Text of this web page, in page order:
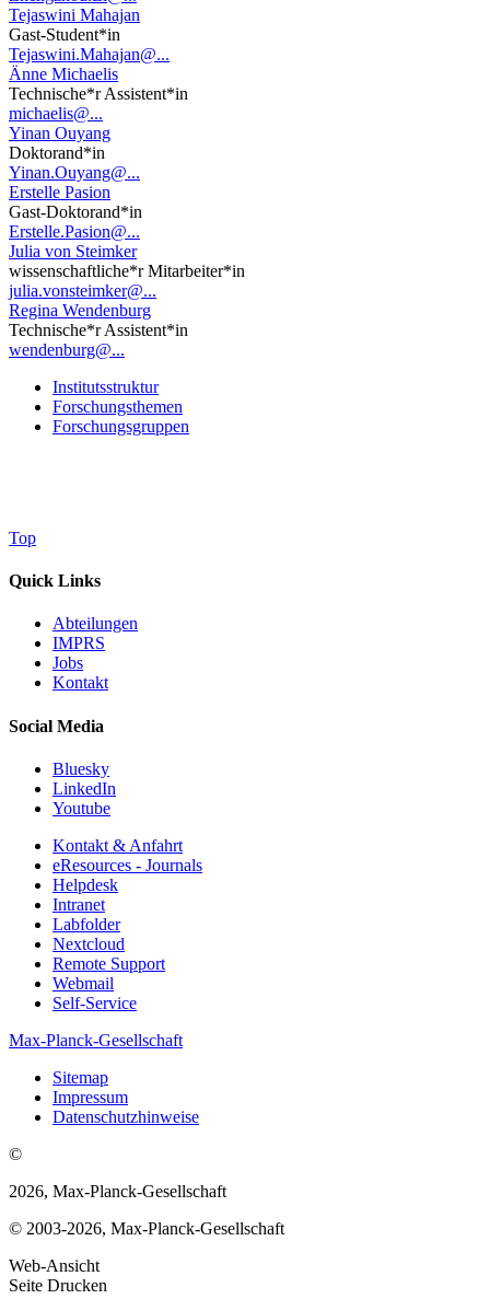
Tejaswini Mahajan
Gast-Student*in
Tejaswini.Mahajan@...
Änne Michaelis
Technische*r Assistent*in
michaelis@...
Yinan Ouyang
Doktorand*in
Yinan.Ouyang@...
Erstelle Pasion
Gast-Doktorand*in
Erstelle.Pasion@...
Julia von Steimker
wissenschaftliche*r Mitarbeiter*in
julia.vonsteimker@...
Regina Wendenburg
Technische*r Assistent*in
wendenburg@...
Institutsstruktur
Forschungsthemen
Forschungsgruppen
Top
Quick Links
Abteilungen
IMPRS
Jobs
Kontakt
Social Media
Bluesky
LinkedIn
Youtube
Kontakt & Anfahrt
eResources - Journals
Helpdesk
Intranet
Labfolder
Nextcloud
Remote Support
Webmail
Self-Service
Max-Planck-Gesellschaft
Sitemap
Impressum
Datenschutzhinweise
©
2026, Max-Planck-Gesellschaft
© 2003-2026, Max-Planck-Gesellschaft
Web-Ansicht
Seite Drucken